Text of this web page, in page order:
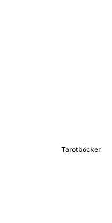
Tarotböcker